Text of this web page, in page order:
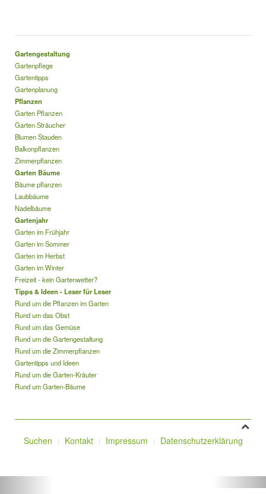
Gartengestaltung
Gartenpflege
Gartentipps
Gartenplanung
Pflanzen
Garten Pflanzen
Garten Sträucher
Blumen Stauden
Balkonpflanzen
Zimmerpflanzen
Garten Bäume
Bäume pflanzen
Laubbäume
Nadelbäume
Gartenjahr
Garten im Frühjahr
Garten im Sommer
Garten im Herbst
Garten im Winter
Freizeit - kein Gartenwetter?
Tipps & Ideen - Leser für Leser
Rund um die Pflanzen im Garten
Rund um das Obst
Rund um das Gemüse
Rund um die Gartengestaltung
Rund um die Zimmerpflanzen
Gartentipps und Ideen
Rund um die Garten-Kräuter
Rund um Garten-Bäume
Suchen Kontakt Impressum Datenschutzerklärung